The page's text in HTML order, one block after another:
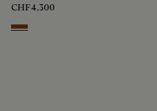
CHF4,300
Cacao Intenso